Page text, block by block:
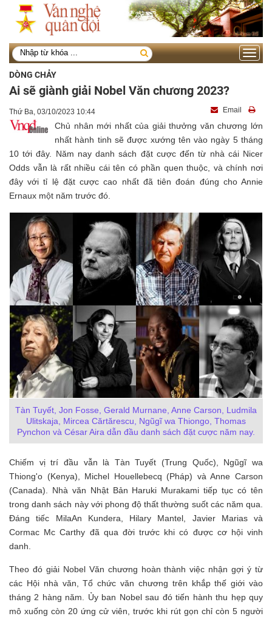
Toggle
DÒNG CHẢY
Ai sẽ giành giải Nobel Văn chương 2023?
Thứ Ba, 03/10/2023 10:44 Email
Chủ nhân mới nhất của giải thưởng văn chương lớn
nhất hành tinh sẽ được xướng tên vào ngày 5 tháng
10 tới đây. Năm nay danh sách đặt cược đến từ nhà cái Nicer
Odds vẫn là rất nhiều cái tên có phần quen thuộc, và chính nơi
đây với tỉ lệ đặt cược cao nhất đã tiên đoán đúng cho Annie
Ernaux một năm trước đó.
Tàn Tuyết, Jon Fosse, Gerald Murnane, Anne Carson, Ludmila
Ulitskaja, Mircea Cărtărescu, Ngũgĩ wa Thiongo, Thomas
Pynchon và César Aira dẫn đầu danh sách đặt cược năm nay.
Chiếm vị trí đầu vẫn là Tàn Tuyết (Trung Quốc), Ngũgĩ wa
Thiong'o (Kenya), Michel Houellebecq (Pháp) và Anne Carson
(Canada). Nhà văn Nhật Bản Haruki Murakami tiếp tục có tên
trong danh sách này với phong độ thất thường suốt các năm qua.
Đáng tiếc MilaAn Kundera, Hilary Mantel, Javier Marias và
Cormac Mc Carthy đã qua đời trước khi có được cơ hội vinh
danh.
Theo đó giải Nobel Văn chương hoàn thành việc nhận gợi ý từ
các Hội nhà văn, Tổ chức văn chương trên khắp thế giới vào
tháng 2 hàng năm. Ủy ban Nobel sau đó tiến hành thu hẹp quy
mô xuống còn 20 ứng cử viên, trước khi rút gọn chỉ còn 5 người